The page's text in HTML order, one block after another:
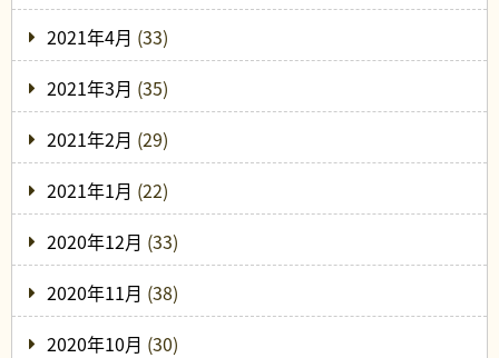
2021年4月 (33)
2021年3月 (35)
2021年2月 (29)
2021年1月 (22)
2020年12月 (33)
2020年11月 (38)
2020年10月 (30)